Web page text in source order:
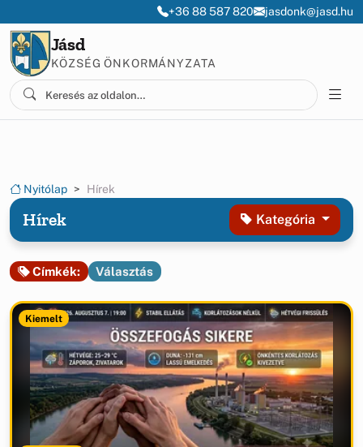
+36 88 587 820 jasdonk@jasd.hu
Jásd
KÖZSÉG ÖNKORMÁNYZATA
Nyitólap Hírek
Hírek Kategória
Címkék: Választás
Kiemelt